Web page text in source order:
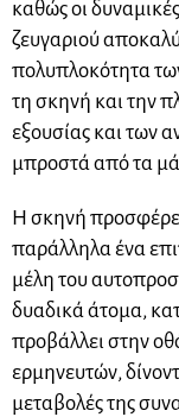
καθώς οι
ζευγαριού
πολυπλοκότητα
τη σκηνή και την
εξουσίας και των
μπροστά από τα
Η σκηνή
παράλληλα ένα
μέλη του
δυαδικά άτομα,
προβάλλει στην
ερμηνευτών,
μεταβολές της